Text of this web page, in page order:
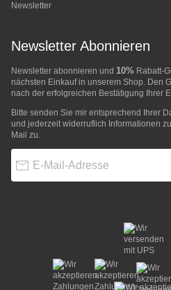
Newsletter
Newsletter Abonnieren
Newsletter abonnieren und 10% Rabatt-
nächsten Einkauf in unserem Shop. Den
nach der erfolgreichen Bestätigung Ihrer
Bitte senden Sie mir entsprechend Ihrer
und jederzeit widerruflich Informationen
Mail zu.